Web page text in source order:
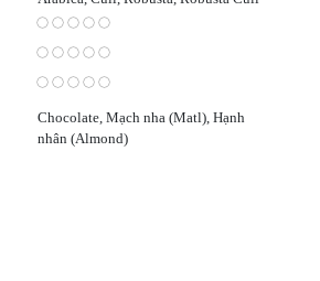
Chocolate, Mạch nha (Matl), Hạnh
nhân (Almond)